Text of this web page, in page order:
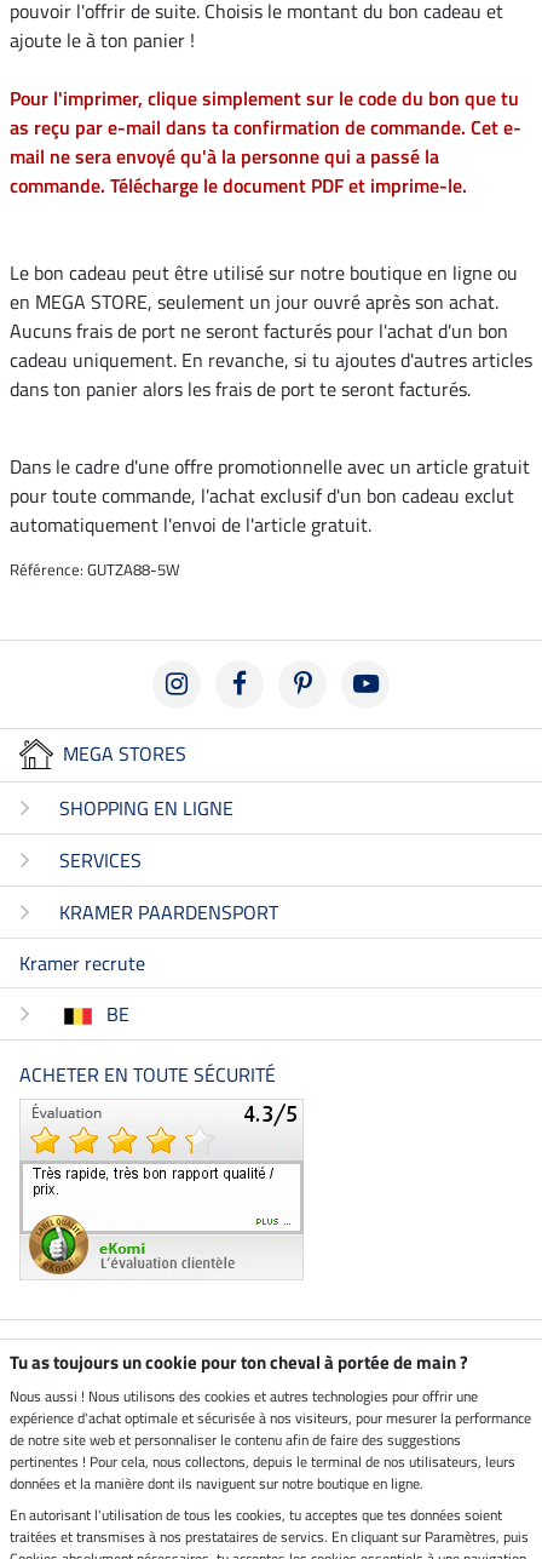
pouvoir l'offrir de suite. Choisis le montant du bon cadeau et
ajoute le à ton panier !
Pour l'imprimer, clique simplement sur le code du bon que tu
as reçu par e-mail dans ta confirmation de commande. Cet e-
mail ne sera envoyé qu'à la personne qui a passé la
commande. Télécharge le document PDF et imprime-le.
Le bon cadeau peut être utilisé sur notre boutique en ligne ou
en MEGA STORE, seulement un jour ouvré après son achat.
Aucuns frais de port ne seront facturés pour l'achat d'un bon
cadeau uniquement. En revanche, si tu ajoutes d'autres articles
dans ton panier alors les frais de port te seront facturés.
Dans le cadre d'une offre promotionnelle avec un article gratuit
pour toute commande, l'achat exclusif d'un bon cadeau exclut
automatiquement l'envoi de l'article gratuit.
Référence: GUTZA88-5W
MEGA STORES
SHOPPING EN LIGNE
SERVICES
KRAMER PAARDENSPORT
Kramer recrute
BE
ACHETER EN TOUTE SÉCURITÉ
Boutique climatiquement
Livraison par
Paiement sécurisé
Tu as toujours un cookie pour ton cheval à portée de main ?
Nous aussi ! Nous utilisons des cookies et autres technologies pour offrir une
expérience d'achat optimale et sécurisée à nos visiteurs, pour mesurer la performance
de notre site web et personnaliser le contenu afin de faire des suggestions
pertinentes ! Pour cela, nous collectons, depuis le terminal de nos utilisateurs, leurs
données et la manière dont ils naviguent sur notre boutique en ligne.
En autorisant l'utilisation de tous les cookies, tu acceptes que tes données soient
traitées et transmises à nos prestataires de servics. En cliquant sur Paramètres, puis